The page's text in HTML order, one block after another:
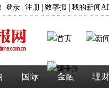
登录 注册 数字报 我的新闻
国际 金融 理财